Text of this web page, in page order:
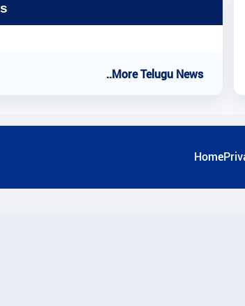
..More Telugu News
Home